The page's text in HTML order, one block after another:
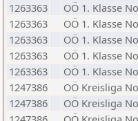
1263363
OÖ 1. Klasse
1263363
OÖ 1. Klasse
1263363
OÖ 1. Klasse
1263363
OÖ 1. Klasse
1263363
OÖ 1. Klasse
1247386
OÖ Kreisliga
1247386
OÖ Kreisliga